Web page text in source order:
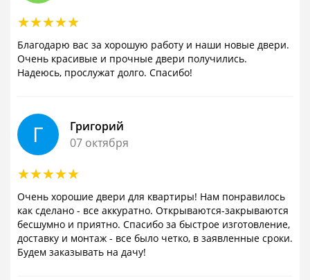
Благодарю вас за хорошую работу и наши новые двери.
Очень красивые и прочные двери получились.
Надеюсь, прослужат долго. Спасибо!
Г
Григорий
07 октября
Очень хорошие двери для квартиры! Нам понравилось
как сделано - все аккуратно. Открываются-закрываются
бесшумно и приятно. Спасибо за быстрое изготовление,
доставку и монтаж - все было четко, в заявленные сроки.
Будем заказывать на дачу!